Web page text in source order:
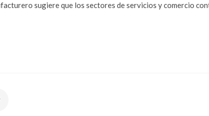
sugiere que los sectores de servicios y comercio